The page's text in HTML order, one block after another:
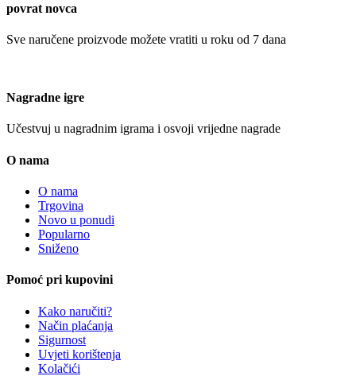
povrat novca
Sve naručene proizvode možete vratiti u roku od 7 dana
Nagradne igre
Učestvuj u nagradnim igrama i osvoji vrijedne nagrade
O nama
O nama
Trgovina
Novo u ponudi
Popularno
Sniženo
Pomoć pri kupovini
Kako naručiti?
Način plaćanja
Sigurnost
Uvjeti korištenja
Kolačići